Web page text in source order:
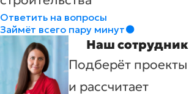
Ответить на вопросы
Займёт всего пару минут
Наш сотрудник
Подберёт проекты
и рассчитает